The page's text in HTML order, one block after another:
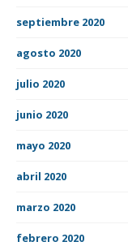
septiembre 2020
agosto 2020
julio 2020
junio 2020
mayo 2020
abril 2020
marzo 2020
febrero 2020